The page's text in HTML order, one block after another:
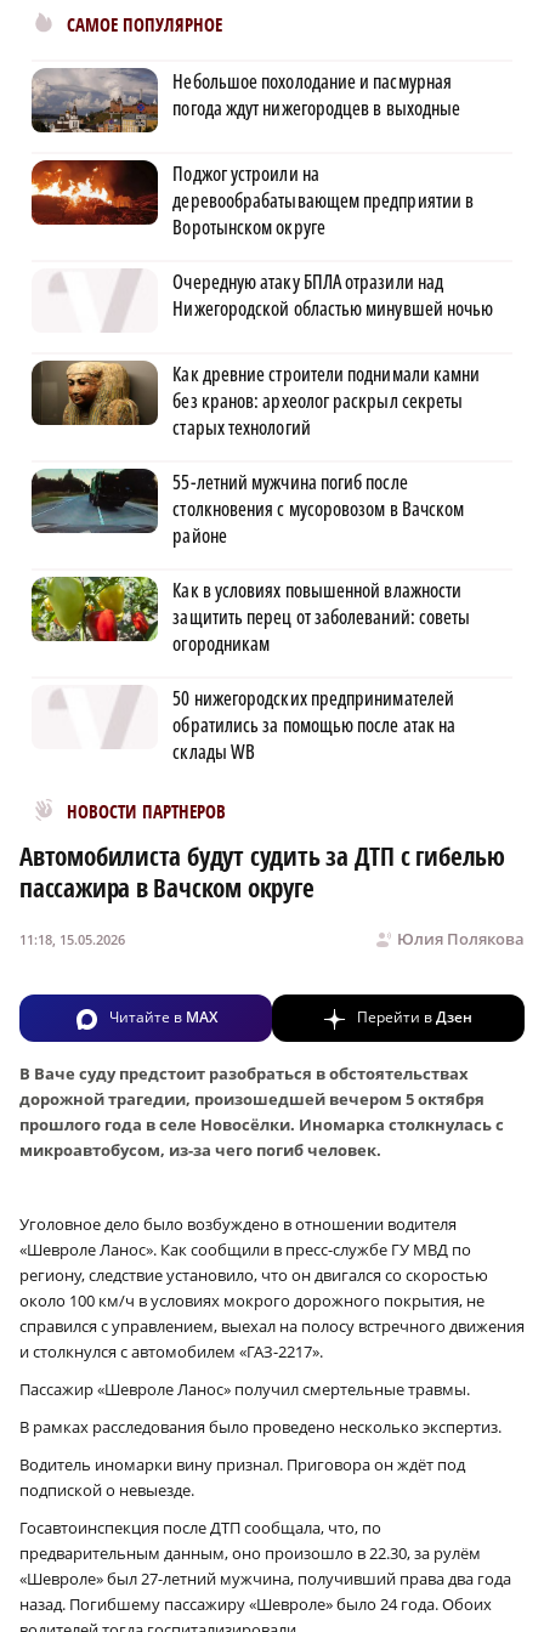
САМОЕ ПОПУЛЯРНОЕ
Небольшое похолодание и пасмурная
погода ждут нижегородцев в выходные
Поджог устроили на
деревообрабатывающем предприятии в
Воротынском округе
Очередную атаку БПЛА отразили над
Нижегородской областью минувшей ночью
Как древние строители поднимали камни
без кранов: археолог раскрыл секреты
старых технологий
55-летний мужчина погиб после
столкновения с мусоровозом в Вачском
районе
Как в условиях повышенной влажности
защитить перец от заболеваний: советы
огородникам
50 нижегородских предпринимателей
обратились за помощью после атак на
склады WB
НОВОСТИ ПАРТНЕРОВ
Новости МирТесен
Автомобилиста будут судить за ДТП с гибелью
пассажира в Вачском округе
Юлия Полякова
11:18, 15.05.2026
Читайте в MAX Перейти вДзен
В Ваче суду предстоит разобраться в обстоятельствах
дорожной трагедии, произошедшей вечером 5 октября
прошлого года в селе Новосёлки. Иномарка столкнулась с
микроавтобусом, из-за чего погиб человек.
Уголовное дело было возбуждено в отношении водителя
«Шевроле Ланос». Как сообщили в пресс-службе ГУ МВД по
региону, следствие установило, что он двигался со скоростью
около 100 км/ч в условиях мокрого дорожного покрытия, не
справился с управлением, выехал на полосу встречного движения
и столкнулся с автомобилем «ГАЗ-2217».
Пассажир «Шевроле Ланос» получил смертельные травмы.
В рамках расследования было проведено несколько экспертиз.
Водитель иномарки вину признал. Приговора он ждёт под
подпиской о невыезде.
Госавтоинспекция после ДТП сообщала, что, по
предварительным данным, оно произошло в 22.30, за рулём
«Шевроле» был 27-летний мужчина, получивший права два года
назад. Погибшему пассажиру «Шевроле» было 24 года. Обоих